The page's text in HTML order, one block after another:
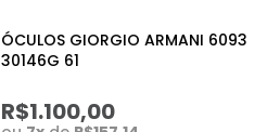
ÓCULOS GIORGIO ARMANI 6093
30146G 61
R$1.100,00